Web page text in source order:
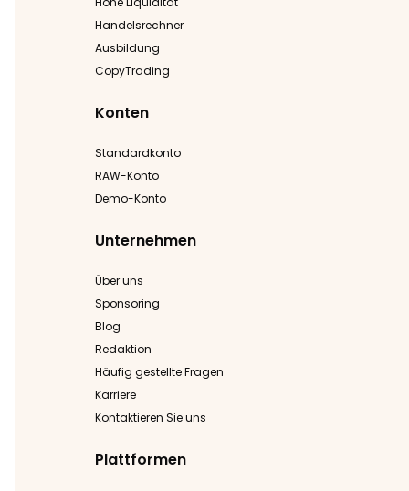
Handelsrechner
Ausbildung
CopyTrading
Konten
Standardkonto
RAW-Konto
Demo-Konto
Unternehmen
Über uns
Sponsoring
Blog
Redaktion
Häufig gestellte Fragen
Karriere
Kontaktieren Sie uns
Plattformen